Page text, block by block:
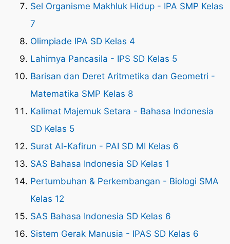
Sel Organisme Makhluk Hidup - IPA SMP Kelas
7
Olimpiade IPA SD Kelas 4
Lahirnya Pancasila - IPS SD Kelas 5
Barisan dan Deret Aritmetika dan Geometri -
Matematika SMP Kelas 8
Kalimat Majemuk Setara - Bahasa Indonesia
SD Kelas 5
Surat Al-Kafirun - PAI SD MI Kelas 6
SAS Bahasa Indonesia SD Kelas 1
Pertumbuhan & Perkembangan - Biologi SMA
Kelas 12
SAS Bahasa Indonesia SD Kelas 6
Sistem Gerak Manusia - IPAS SD Kelas 6